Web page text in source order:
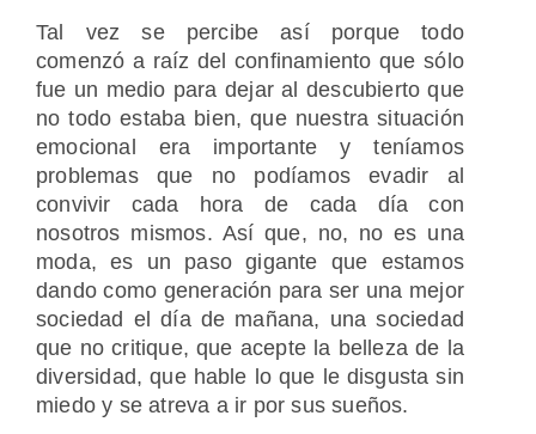
Tal vez se percibe así porque todo
comenzó a raíz del confinamiento que sólo
fue un medio para dejar al descubierto que
no todo estaba bien, que nuestra situación
emocional era importante y teníamos
problemas que no podíamos evadir al
convivir cada hora de cada día con
nosotros mismos. Así que, no, no es una
moda, es un paso gigante que estamos
dando como generación para ser una mejor
sociedad el día de mañana, una sociedad
que no critique, que acepte la belleza de la
diversidad, que hable lo que le disgusta sin
miedo y se atreva a ir por sus sueños.